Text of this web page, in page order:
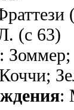
(с 63)
:
: